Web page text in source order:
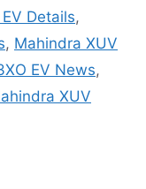
Details,
, Mahindra XUV
EV News,
XUV